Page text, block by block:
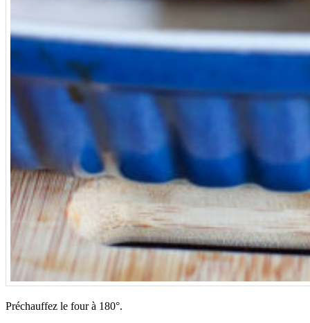
Préchauffez le four à 180°.